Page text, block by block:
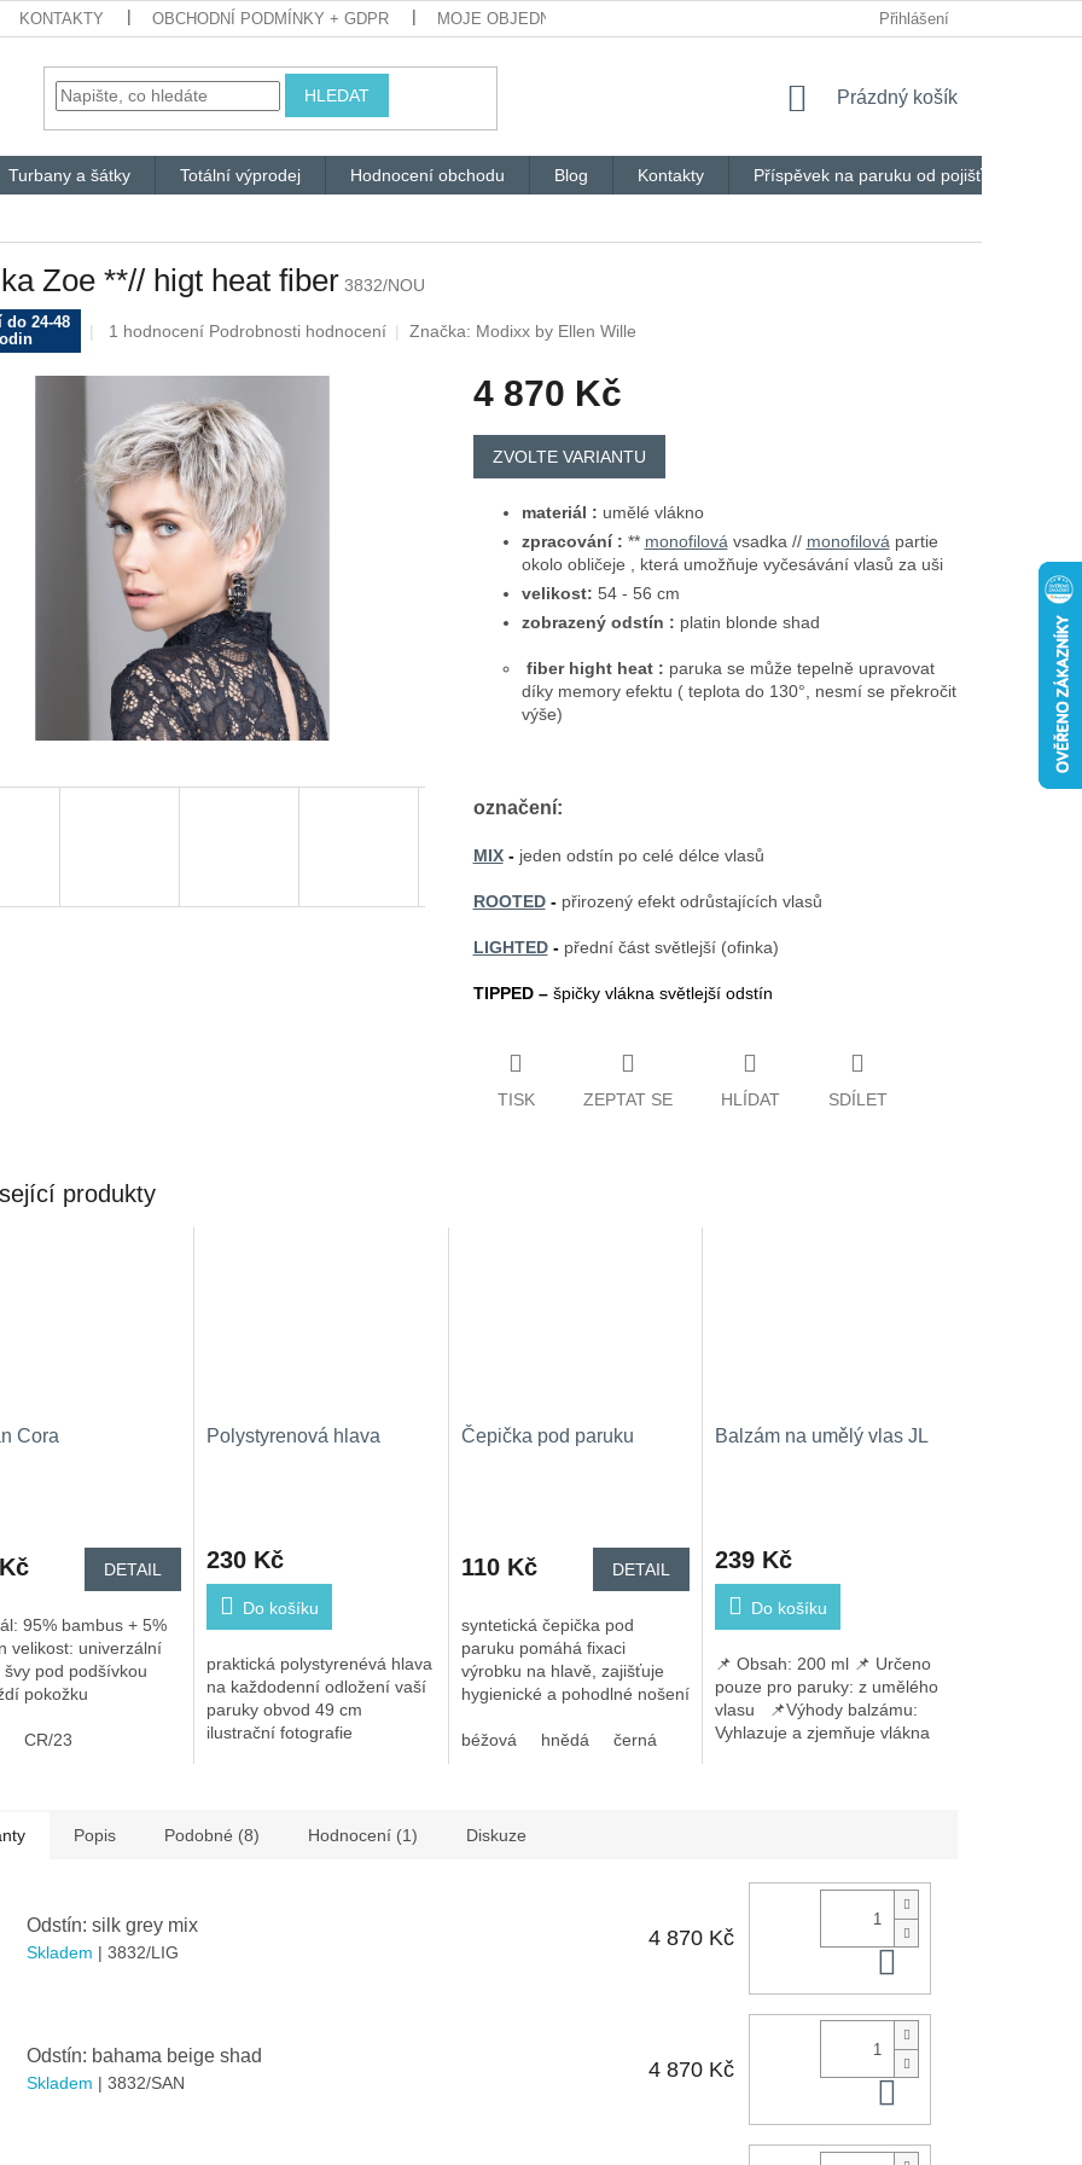
KONTAKTY OBCHODNÍ PODMÍNKY + GDPR MOJE OBJEDNÁVKA Přihlášení
HLEDAT
NÁKUPNÍ
Prázdný košík
Turbany a šátky Totální výprodej Hodnocení obchodu Blog Kontakty Příspěvek na paruku od pojišťovny
Zoe **// higt heat fiber 3832/NOU
do 24-48
Průměrné
produktu
5,0
z
5
hvězdiček.
1 hodnocení Podrobnosti hodnocení Značka: Modixx by Ellen Wille
4 870 Kč
Měrná
cena:
ZVOLTE VARIANTU
materiál : umělé vlákno
zpracování : ** monofilovávsadka // monofilovápartie
okolo obličeje , která umožňuje vyčesávání vlasů za uši
velikost: 54 - 56 cm
zobrazený odstín : platin blonde shad
fiber hight heat : paruka se může tepelně upravovat
díky memory efektu ( teplota do 130°, nesmí se překročit
výše)
označení:
MIX- jeden odstín po celé délce vlasů
ROOTED- přirozený efekt odrůstajících vlasů
LIGHTED- přední část světlejší (ofinka)
TIPPED – špičky vlákna světlejší odstín
TISK ZEPTAT SE HLÍDAT SDÍLET
produkty
Cora
DETAIL
95% bambus + 5%
velikost: univerzální
švy pod podšívkou
pokožku
účinky vlákno
CR/23
Polystyrenová hlava
230 Kč
Do košíku
praktická polystyrenévá hlava
na každodenní odložení vaší
paruky obvod 49 cm
ilustrační fotografie
Čepička pod paruku
110 Kč DETAIL
syntetická čepička pod
paruku pomáhá fixaci
výrobku na hlavě, zajišťuje
hygienické a pohodlné nošení
velmi citlivou pletí
béžová hnědá černá
Balzám na umělý vlas JL
239 Kč
Do košíku
📌 Obsah: 200 ml 📌 Určeno
pouze pro paruky: z umělého
vlasu 📌Výhody balzámu:
Vyhlazuje a zjemňuje vlákna
Popis Podobné (8) Hodnocení (1) Diskuze
Odstín: silk grey mix
Skladem | 3832/LIG
4 870 Kč
Odstín: bahama beige shad
Skladem | 3832/SAN
4 870 Kč